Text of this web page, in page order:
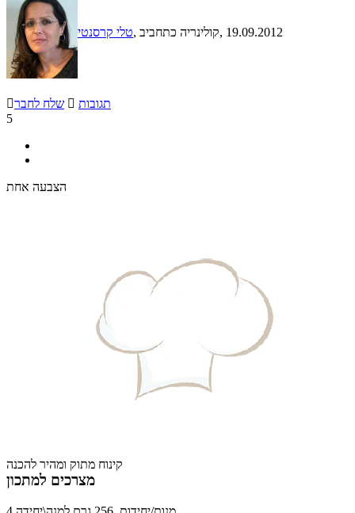
טלי קרסנטי , קולינריה כתחביב, 19.09.2012
שלח לחבר  תגובות
5
הצבעה אחת
קינוח מתוק ומהיר להכנה
מצרכים למתכון